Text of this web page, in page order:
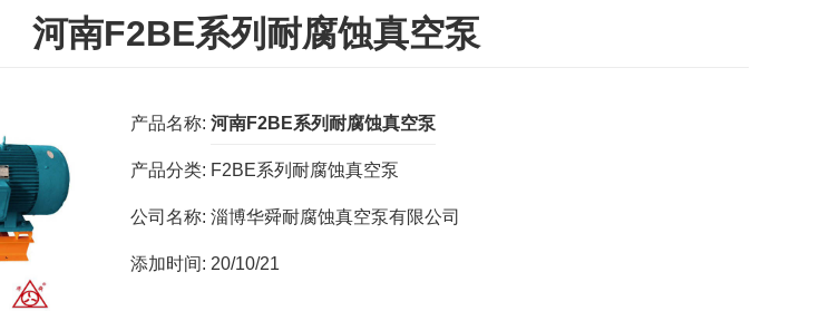
河南F2BE系列耐腐蚀真空泵
产品名称: 河南F2BE系列耐腐蚀真空泵
产品分类: F2BE系列耐腐蚀真空泵
公司名称: 淄博华舜耐腐蚀真空泵有限公司
添加时间: 20/10/21